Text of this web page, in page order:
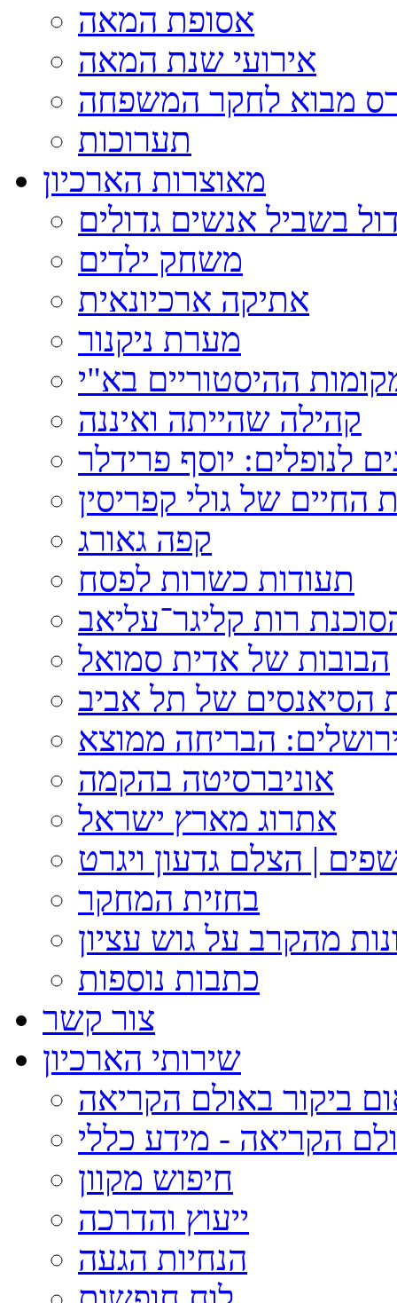
אסופת המאה
אירועי שנת המאה
מבוא לחקר המשפחה
תערוכות
מאוצרות הארכיון
בשביל אנשים גדולים
משחק ילדים
אתיקה ארכיונאית
מערת ניקנור
ההיסטוריים בא"י
קהילה שהייתה ואיננה
לנופלים: יוסף פרידלר
החיים של גולי קפריסין
קפה גאורג
תעודות כשרות לפסח
רות קליגר־עליאב
הבובות של אדית סמואל
של תל אביב
הבריחה ממוצא
אוניברסיטה בהקמה
אתרוג מארץ ישראל
| הצלם גדעון ויגרט
בחזית המחקר
מהקרב על גוש עציון
כתבות נוספות
צור קשר
שירותי הארכיון
ביקור באולם הקריאה
הקריאה - מידע כללי
חיפוש מקוון
ייעוץ והדרכה
הנחיות הגעה